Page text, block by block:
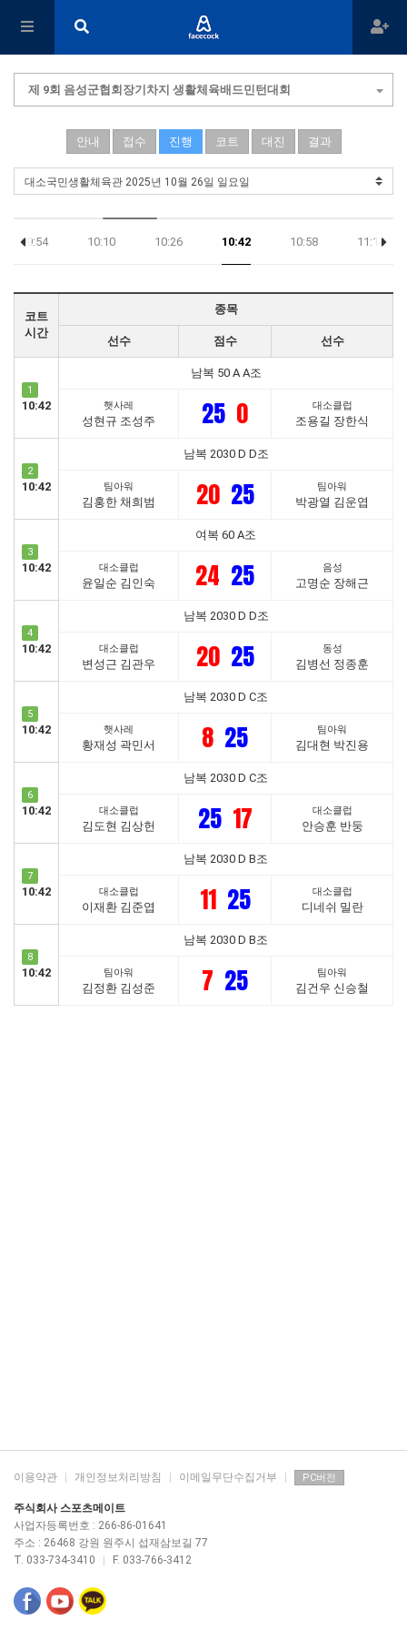
제 9회 음성군협회장기차지 생활체육배드민턴대회
안내 접수 진행 코트 대진 결과
09:54 10:10 10:26 10:42 10:58 11:14
코트
시간
종목
선수 점수 선수
1
10:42
남복 50 A A조
햇사레
성현규 조성주 25 0 대소클럽
조용길 장한식
2
10:42
남복 2030 D D조
팀아워
김홍한 채희범 20 25 팀아워
박광열 김운엽
3
10:42
여복 60 A조
대소클럽
윤일순 김인숙 24 25 음성
고명순 장해근
4
10:42
남복 2030 D D조
대소클럽
변성근 김관우 20 25 동성
김병선 정종훈
5
10:42
남복 2030 D C조
햇사레
황재성 곽민서 8 25 팀아워
김대현 박진용
6
10:42
남복 2030 D C조
대소클럽
김도현 김상헌 25 17 대소클럽
안승훈 반둥
7
10:42
남복 2030 D B조
대소클럽
이재환 김준엽 11 25 대소클럽
디네쉬 밀란
8
10:42
남복 2030 D B조
팀아워
김정환 김성준 7 25 팀아워
김건우 신승철
이용약관 개인정보처리방침 이메일무단수집거부 PC버전
주식회사 스포츠메이트
사업자등록번호 : 266-86-01641
주소 : 26468 강원 원주시 섭재삼보길 77
T. 033-734-3410
F. 033-766-3412